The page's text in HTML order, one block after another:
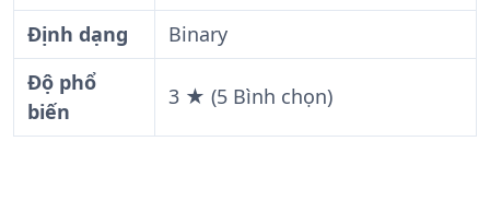
Định dạng
Binary
Độ phổ
biến
3 ★ (5 Bình chọn)